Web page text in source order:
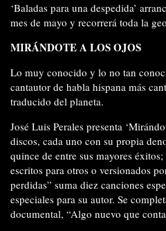
‘Baladas para una despedida’
mes de mayo y recorrerá toda la
MIRÁNDOTE A LOS OJOS
Lo muy conocido y lo no tan
cantautor de habla hispana más
traducido del planeta.
José Luis Perales presenta
discos, cada uno con su propia
quince de entre sus mayores
escritos para otros o versionados
perdidas” suma diez canciones
especiales para su autor. Se
documental, “Algo nuevo que